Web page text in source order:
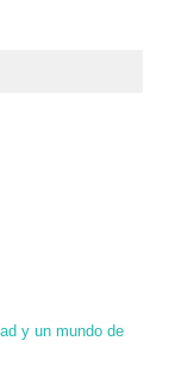
y un mundo de